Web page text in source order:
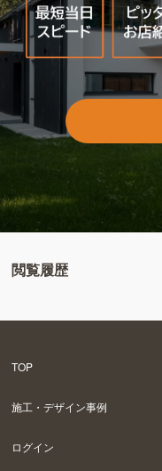
閲覧履歴
TOP
施工・デザイン事例
ログイン